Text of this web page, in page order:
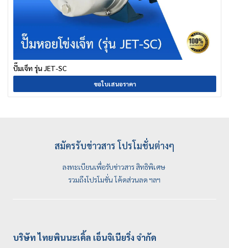
ปั๊มเจ็ท รุ่น JET-SC
ขอใบเสนอราคา
สมัครรับข่าวสาร โปรโมชั่นต่างๆ
ลงทะเบียนเพื่อรับข่าวสาร สิทธิพิเศษ
รวมถึงโปรโมชั่น โค้ดส่วนลด ฯลฯ
บริษัท ไทยพินนะเคิ้ล เอ็นจิเนียริ่ง จำกัด